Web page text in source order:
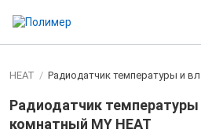
/ Радиодатчик температуры и
Радиодатчик
комнатный MY HEAT